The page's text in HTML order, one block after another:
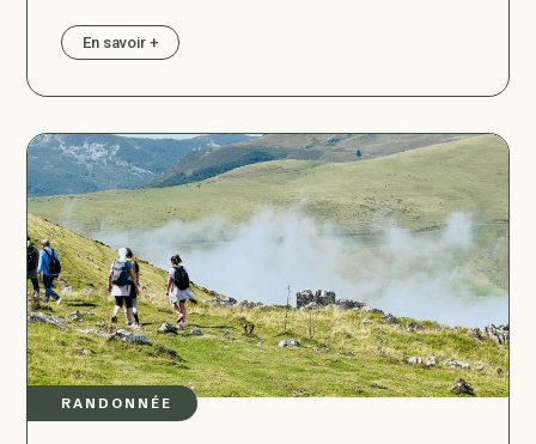
En savoir +
RANDONNÉE